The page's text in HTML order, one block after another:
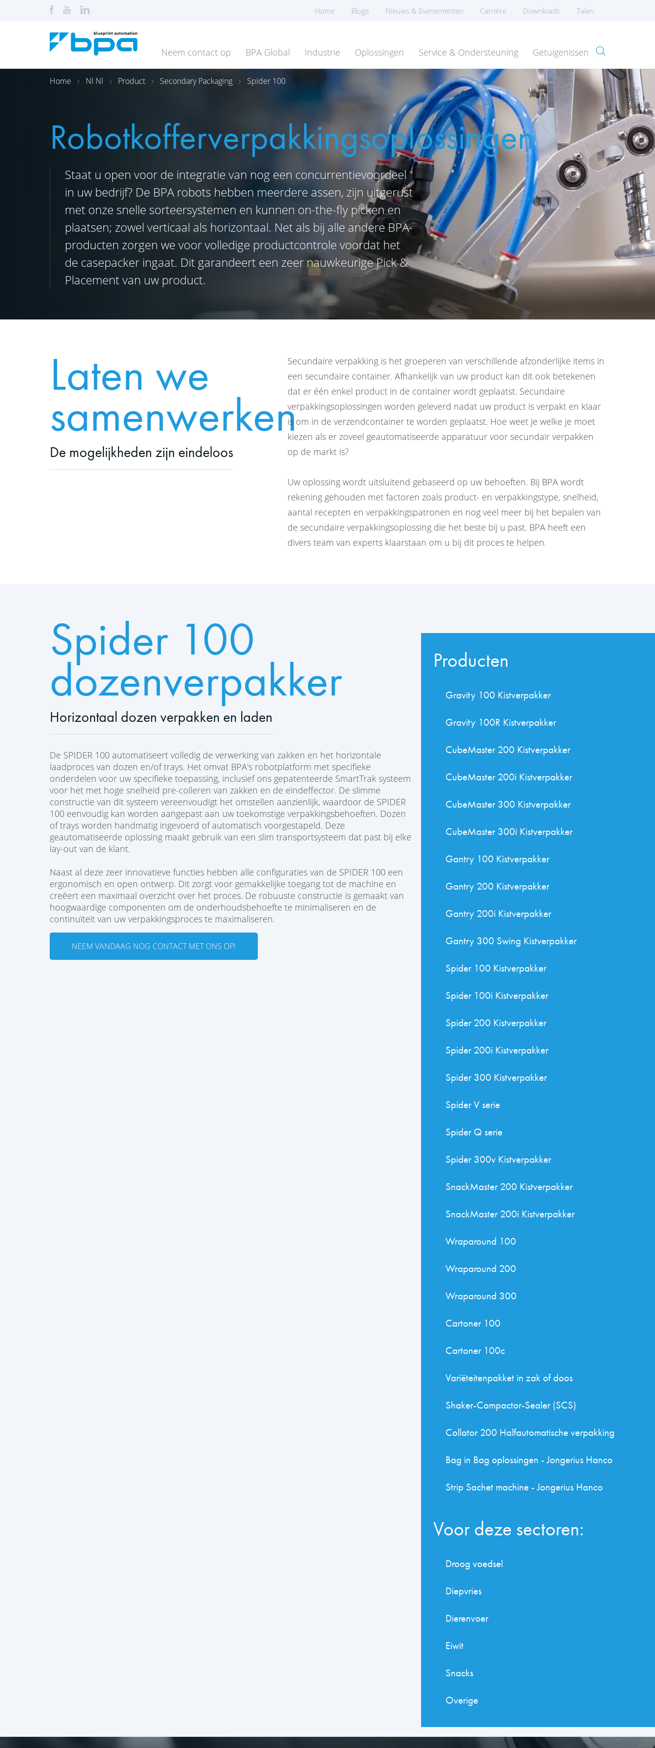
Home Blogs Nieuws & Evenementen Carrière Downloads Talen
Neem contact op BPA Global Industrie Oplossingen Service & Ondersteuning Getuigenissen
Home Nl Nl Product Secondary Packaging Spider 100
Robotkofferverpakkingsoplossingen
Staat u open voor de integratie van nog een concurrentievoordeel
in uw bedrijf? De BPA robots hebben meerdere assen, zijn uitgerust
met onze snelle sorteersystemen en kunnen on-the-fly picken en
plaatsen; zowel verticaal als horizontaal. Net als bij alle andere BPA-
producten zorgen we voor volledige productcontrole voordat het
de casepacker ingaat. Dit garandeert een zeer nauwkeurige Pick &
Placement van uw product.
Laten we
samenwerken
De mogelijkheden zijn eindeloos
Secundaire verpakking is het groeperen van verschillende afzonderlijke items in
een secundaire container. Afhankelijk van uw product kan dit ook betekenen
dat er één enkel product in de container wordt geplaatst. Secundaire
verpakkingsoplossingen worden geleverd nadat uw product is verpakt en klaar
is om in de verzendcontainer te worden geplaatst. Hoe weet je welke je moet
kiezen als er zoveel geautomatiseerde apparatuur voor secundair verpakken
op de markt is?
Uw oplossing wordt uitsluitend gebaseerd op uw behoeften. Bij BPA wordt
rekening gehouden met factoren zoals product- en verpakkingstype, snelheid,
aantal recepten en verpakkingspatronen en nog veel meer bij het bepalen van
de secundaire verpakkingsoplossing die het beste bij u past. BPA heeft een
divers team van experts klaarstaan om u bij dit proces te helpen.
Producten
Gravity 100 Kistverpakker
Gravity 100R Kistverpakker
CubeMaster 200 Kistverpakker
CubeMaster 200i Kistverpakker
CubeMaster 300 Kistverpakker
CubeMaster 300i Kistverpakker
Gantry 100 Kistverpakker
Gantry 200 Kistverpakker
Gantry 200i Kistverpakker
Gantry 300 Swing Kistverpakker
Spider 100 Kistverpakker
Spider 100i Kistverpakker
Spider 200 Kistverpakker
Spider 200i Kistverpakker
Spider 300 Kistverpakker
Spider V serie
Spider Q serie
Spider 300v Kistverpakker
SnackMaster 200 Kistverpakker
SnackMaster 200i Kistverpakker
Wraparound 100
Wraparound 200
Wraparound 300
Cartoner 100
Cartoner 100c
Variëteitenpakket in zak of doos
Shaker-Compactor-Sealer (SCS)
Collator 200 Halfautomatische verpakking
Bag in Bag oplossingen - Jongerius Hanco
Strip Sachet machine - Jongerius Hanco
Voor deze sectoren:
Droog voedsel
Diepvries
Dierenvoer
Eiwit
Snacks
Overige
Spider 100
dozenverpakker
Horizontaal dozen verpakken en laden
De SPIDER 100 automatiseert volledig de verwerking van zakken en het horizontale
laadproces van dozen en/of trays. Het omvat BPA's robotplatform met specifieke
onderdelen voor uw specifieke toepassing, inclusief ons gepatenteerde SmartTrak systeem
voor het met hoge snelheid pre-colleren van zakken en de eindeffector. De slimme
constructie van dit systeem vereenvoudigt het omstellen aanzienlijk, waardoor de SPIDER
100 eenvoudig kan worden aangepast aan uw toekomstige verpakkingsbehoeften. Dozen
of trays worden handmatig ingevoerd of automatisch voorgestapeld. Deze
geautomatiseerde oplossing maakt gebruik van een slim transportsysteem dat past bij elke
lay-out van de klant.
Naast al deze zeer innovatieve functies hebben alle configuraties van de SPIDER 100 een
ergonomisch en open ontwerp. Dit zorgt voor gemakkelijke toegang tot de machine en
creëert een maximaal overzicht over het proces. De robuuste constructie is gemaakt van
hoogwaardige componenten om de onderhoudsbehoefte te minimaliseren en de
continuïteit van uw verpakkingsproces te maximaliseren.
NEEM VANDAAG NOG CONTACT MET ONS OP!